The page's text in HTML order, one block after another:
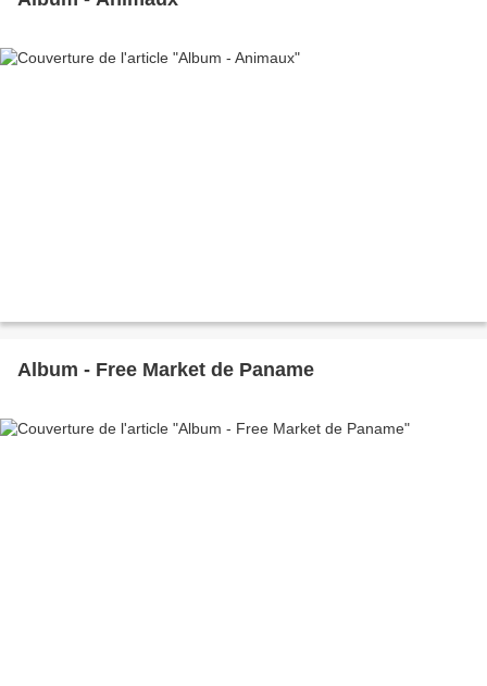
Album - Free Market de Paname